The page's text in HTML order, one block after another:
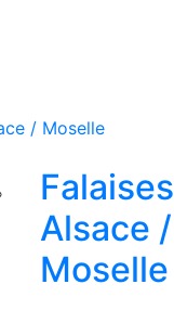
/ Moselle
Falaises
Alsace /
Moselle